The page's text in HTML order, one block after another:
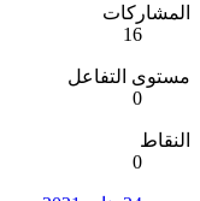
المشاركات
16
مستوى التفاعل
0
النقاط
0